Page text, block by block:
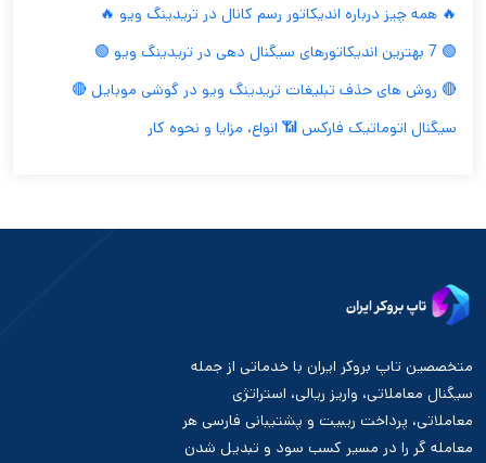
🔥 همه چیز درباره اندیکاتور رسم کانال در تریدینگ ویو 🔥
🟢 7 بهترین اندیکاتورهای سیگنال دهی در تریدینگ ویو 🟢
🔴 روش های حذف تبلیغات تریدینگ ویو در گوشی موبایل 🔴
سیگنال اتوماتیک فارکس 📶 انواع، مزایا و نحوه کار
متخصصین تاپ بروکر ایران با خدماتی از جمله
سیگنال معاملاتی، واریز ریالی، استراتژی
معاملاتی، پرداخت ریبیت و پشتیبانی فارسی هر
معامله گر را در مسیر کسب سود و تبدیل شدن